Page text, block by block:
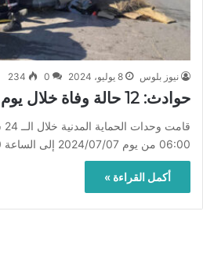
نيوز بلوس 8 يوليو، 2024 0
234
حوادث: 12 حالة وفاة خلال يوم واحد..
06:00 من يوم 2024/07/07 إلى الساعة 06:00 من يوم…
أكمل القراءة »